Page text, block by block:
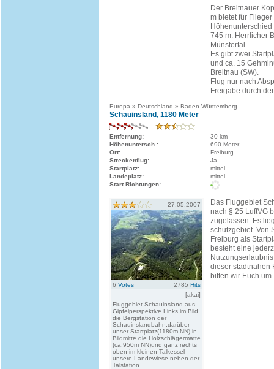
Der Breitnauer
m bietet für
745 m. Herrlicher
Münstertal.
Es gibt zwei
und ca. 15
Breitnau (SW).
Flug nur nach
Freigabe durch
Europa » Deutschland » Baden-Württemberg
Schauinsland, 1180 Meter
Entfernung:
30 km
Höhenuntersch.:
690 Meter
Ort:
Freiburg
Streckenflug:
Ja
Startplatz:
mittel
Landeplatz:
mittel
Start Richtungen:
27.05.2007
6 Votes 2785 Hits
[akai]
Fluggebiet Schauinsland aus
Gipfelperspektive.Links im Bild
die Bergstation der
Schauinslandbahn,darüber
unser Startplatz(1180m NN),in
Bildmitte die Holzschlägermatte
(ca.950m NN)und ganz rechts
oben im kleinen Talkessel
unsere Landewiese neben der
Talstation.
Das Fluggebiet
nach § 25 LuftVG
zugelassen. Es
schutzgebiet. Von
Freiburg als
besteht eine
dieser stadtnahen
bitten wir Euch